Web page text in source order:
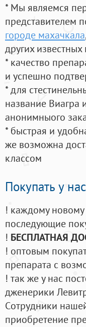
* Мы являемся
представителем
городе махачкала
других
* качество
и успешно
* для
название Виагра
анонимныого
* быстрая и
же возможна
классом
Покупать у
! каждому
последующие
! БЕСПЛАТНАЯ
! оптовым
препарата с
! так же у нас
дженерики
Cотрудники
приобретение